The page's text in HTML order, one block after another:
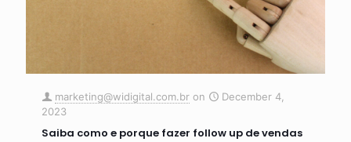
marketing@widigital.com.br on
December 4,
2023
Saiba como e porque fazer follow up de vendas